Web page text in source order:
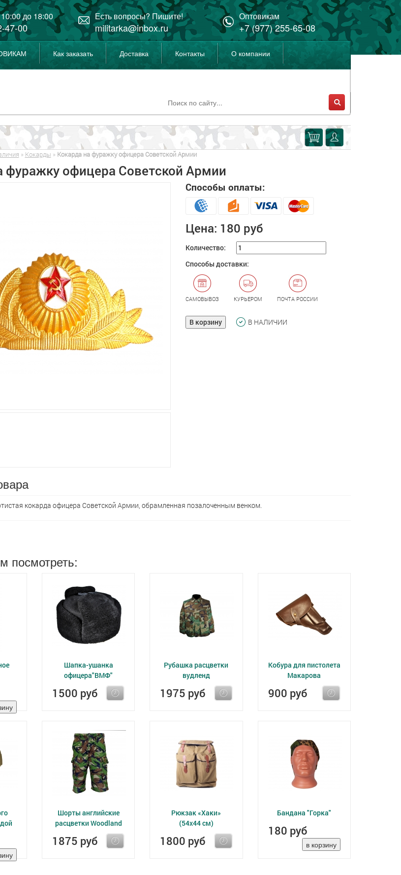
до 18:00
47-00
Есть вопросы? Пишите!
militarka@inbox.ru
Оптовикам
+7 (977) 255-65-08
Как заказать Доставка Контакты О компании
» Кокарды » Кокарда на фуражку офицера Советской Армии
фуражку офицера Советской Армии
Способы оплаты:
Цена: 180 руб
Количество:
Способы доставки:
САМОВЫВОЗ КУРЬЕРОМ ПОЧТА РОССИИ
В корзину В НАЛИЧИИ
кокарда офицера Советской Армии, обрамленная позалоченным венком.
посмотреть:
Шапка-ушанка
офицера"ВМФ"
1500 руб
Рубашка расцветки
вудленд
1975 руб
Кобура для пистолета
Макарова
900 руб
Шорты английские
расцветки Woodland
1875 руб
Рюкзак «Хаки»
(54х44 см)
1800 руб
Бандана "Горка"
180 руб